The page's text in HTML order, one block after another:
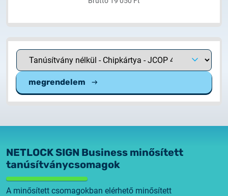
megrendelem
NETLOCK SIGN Business minősített
tanúsítványcsomagok
A minősített csomagokban elérhető minősített